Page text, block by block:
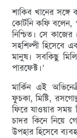
শাকিব খানের সঙ্গে
কোর্টনি কফি বলেন,
নিশ্চিত। সে
সহশিল্পী হিসেবে
মানুষ। সবকিছু
পারফেক্ট।’
মার্কিন এই
ফুচকা, মিষ্টি,
ফিরে যাওয়ার
চাদর কিনে নিয়ে
উপহার হিসেবে